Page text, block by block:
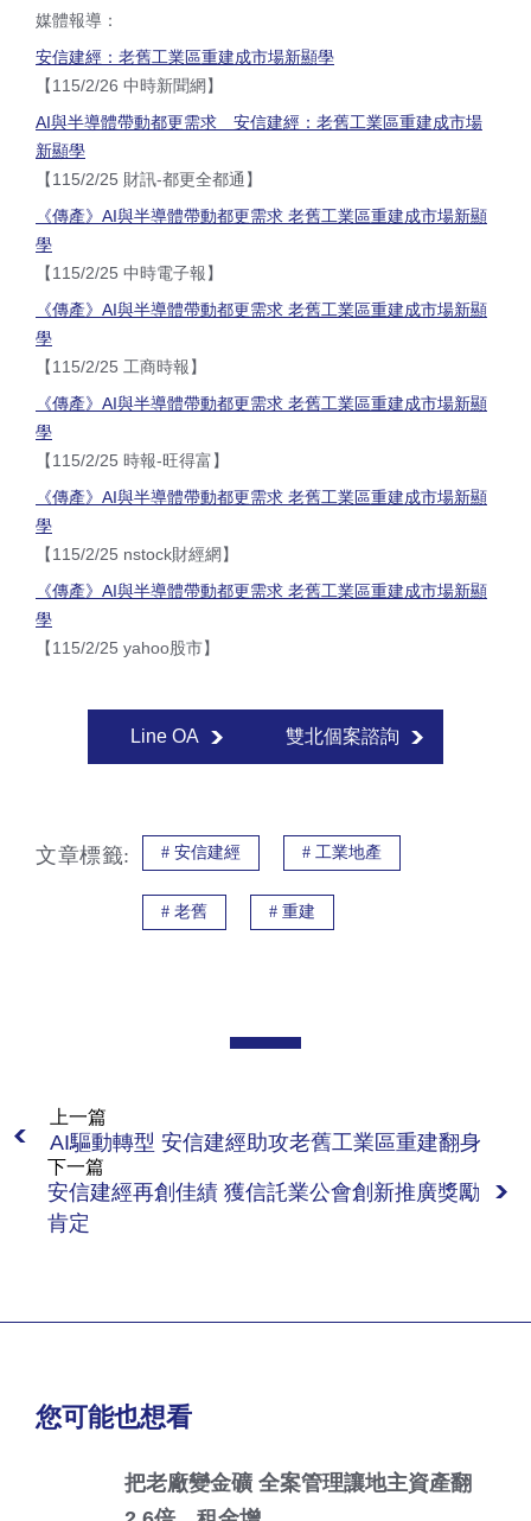
媒體報導：
安信建經：老舊工業區重建成市場新顯學
【115/2/26 中時新聞網】
AI與半導體帶動都更需求 安信建經：老舊工業區重建成市場
新顯學
【115/2/25 財訊-都更全都通】
《傳產》AI與半導體帶動都更需求 老舊工業區重建成市場新顯
學
【115/2/25 中時電子報】
《傳產》AI與半導體帶動都更需求 老舊工業區重建成市場新顯
學
【115/2/25 工商時報】
《傳產》 AI與半導體帶動都更需求 老舊工業區重建成市場新顯
學
【115/2/25 時報-旺得富】
《傳產》AI與半導體帶動都更需求 老舊工業區重建成市場新顯
學
【115/2/25 nstock財經網】
《傳產》AI與半導體帶動都更需求 老舊工業區重建成市場新顯
學
【115/2/25 yahoo股市】
Line OA 雙北個案諮詢
文章標籤: # 安信建經 # 工業地產
# 老舊 # 重建
上一篇
AI驅動轉型 安信建經助攻老舊工業區重建翻身
下一篇
安信建經再創佳績 獲信託業公會創新推廣獎勵
肯定
您可能也想看
把老廠變金礦 全案管理讓地主資產翻